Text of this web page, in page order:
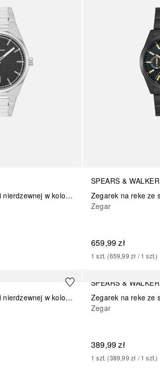
Zegarek na reke ze stali nierdzewnej w kolorze srebrnym
SPEARS & WALKER
Zegar
659,99 zł
1 szt. (659,99 zł / 1 szt.)
Zegarek na reke ze stali nierdzewnej w kolorze srebrnym
SPEARS & WALKER
Zegar
389,99 zł
1 szt. (389,99 zł / 1 szt.)